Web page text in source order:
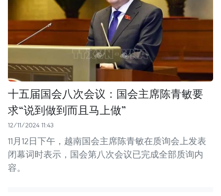
十五届国会八次会议：国会主席陈青敏要
求“说到做到而且马上做”
12/11/2024 11:43
11月12日下午，越南国会主席陈青敏在质询会上发表
闭幕词时表示，国会第八次会议已完成全部质询内
容。